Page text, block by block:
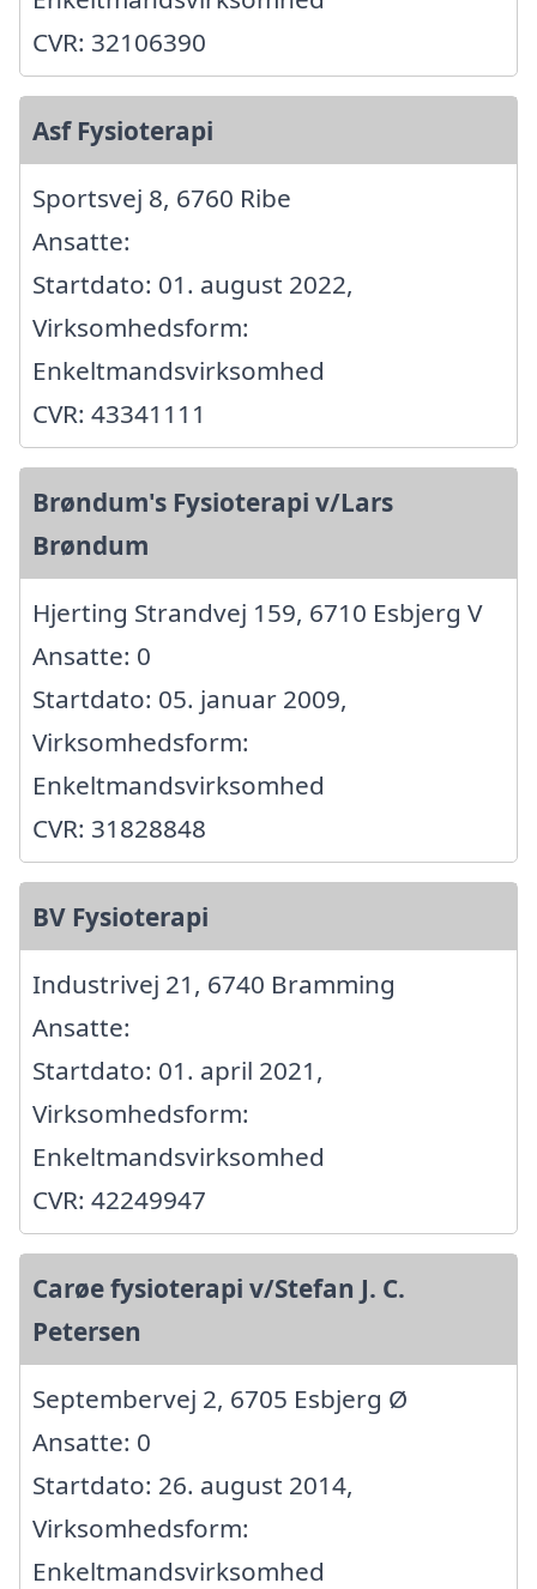
CVR: 32106390
Asf Fysioterapi
Sportsvej 8, 6760 Ribe
Ansatte:
Startdato: 01. august 2022,
Virksomhedsform:
Enkeltmandsvirksomhed
CVR: 43341111
Brøndum's Fysioterapi v/Lars
Brøndum
Hjerting Strandvej 159, 6710 Esbjerg V
Ansatte: 0
Startdato: 05. januar 2009,
Virksomhedsform:
Enkeltmandsvirksomhed
CVR: 31828848
BV Fysioterapi
Industrivej 21, 6740 Bramming
Ansatte:
Startdato: 01. april 2021,
Virksomhedsform:
Enkeltmandsvirksomhed
CVR: 42249947
Carøe fysioterapi v/Stefan J. C.
Petersen
Septembervej 2, 6705 Esbjerg Ø
Ansatte: 0
Startdato: 26. august 2014,
Virksomhedsform:
Enkeltmandsvirksomhed